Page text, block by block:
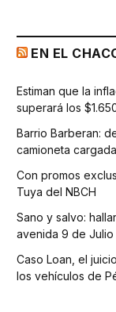
EN EL
Estiman que la
superará los
Barrio Barberan:
camioneta
Con promos
Tuya del NBCH
Sano y salvo:
avenida 9 de Julio
Caso Loan, el
los vehículos de